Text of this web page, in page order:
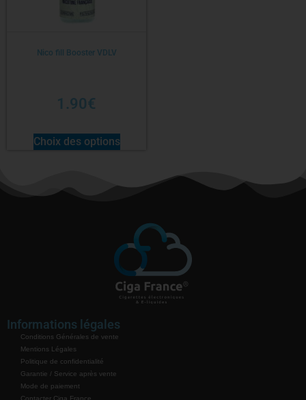
Nico fill Booster VDLV
1.90€
Choix des options
Informations légales
Conditions Générales de vente
Mentions Légales
Politique de confidentialité
Garantie / Service après vente
Mode de paiement